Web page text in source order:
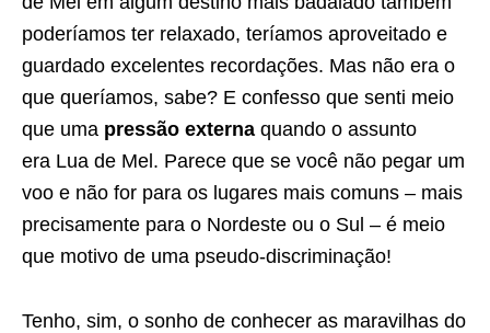
poderíamos ter relaxado, teríamos aproveitado e
guardado excelentes recordações. Mas não era o
que queríamos, sabe? E confesso que senti meio
que uma pressão externa quando o assunto
era Lua de Mel. Parece que se você não pegar um
voo e não for para os lugares mais comuns – mais
precisamente para o Nordeste ou o Sul – é meio
que motivo de uma pseudo-discriminação!
Tenho, sim, o sonho de conhecer as maravilhas do